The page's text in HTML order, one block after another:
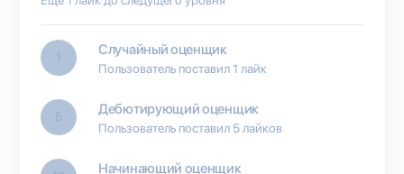
1 Случайный оценщик
Пользователь поставил 1 лайк
5 Дебютирующий оценщик
Пользователь поставил 5 лайков
Начинающий оценщик